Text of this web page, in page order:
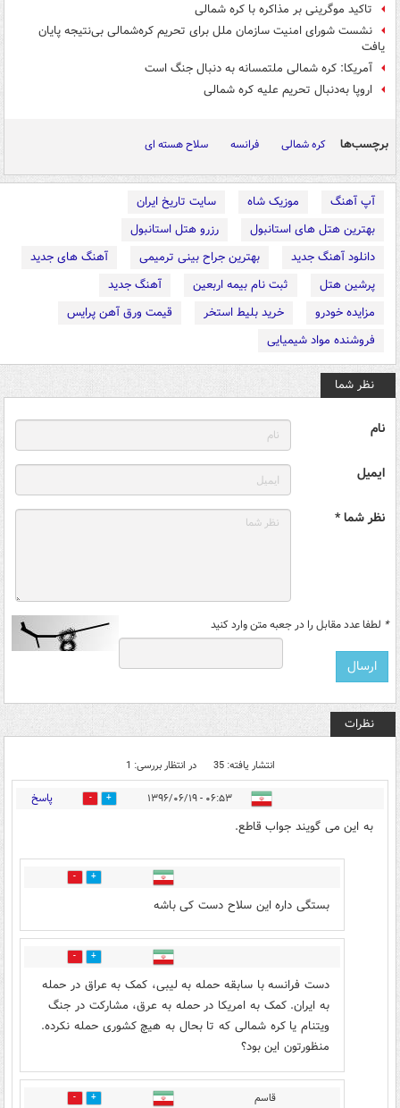
تاکید موگرینی بر مذاکره با کره شمالی
نشست شورای‌ امنیت سازمان ملل برای تحریم کره‌شمالی بی‌نتیجه پایان
یافت
آمریکا: کره شمالی ملتمسانه به دنبال جنگ است
اروپا به‌دنبال تحریم علیه کره شمالی
برچسب‌ها کره شمالی فرانسه سلاح هسته ای
آپ آهنگ موزیک شاه
سایت تاریخ ایران
بهترین هتل های استانبول
رزرو هتل استانبول
دانلود آهنگ جدید
بهترین جراح بینی ترمیمی
آهنگ های جدید
پرشین هتل
ثبت نام بیمه اربعین
آهنگ جدید
مزایده خودرو
خرید بلیط استخر
قیمت ورق آهن پرایس
فروشنده مواد شیمیایی
نظر شما
نام
ایمیل
نظر شما *
* لطفا عدد مقابل را در جعبه متن وارد کنید
نظرات
انتشار یافته: 35 در انتظار بررسی: 1
۰۶:۵۳ - ۱۳۹۶/۰۶/۱۹ 143 پاسخ
به این می گویند جواب قاطع.
10
بستگی داره این سلاح دست کی باشه
45
دست فرانسه با سابقه حمله به لیبی، کمک به عراق در حمله
به ایران. کمک به امریکا در حمله به عرق، مشارکت در جنگ
ویتنام یا کره شمالی که تا بحال به هیچ کشوری حمله نکرده.
منظورتون این بود؟
قاسم 19